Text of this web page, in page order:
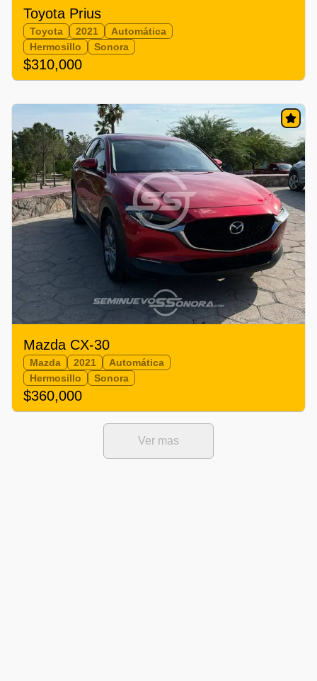
Toyota Prius
Toyota 2021
Automática
Hermosillo
Sonora
$310,000
Mazda CX-30
Mazda 2021
Automática
Hermosillo
Sonora
$360,000
Ver mas